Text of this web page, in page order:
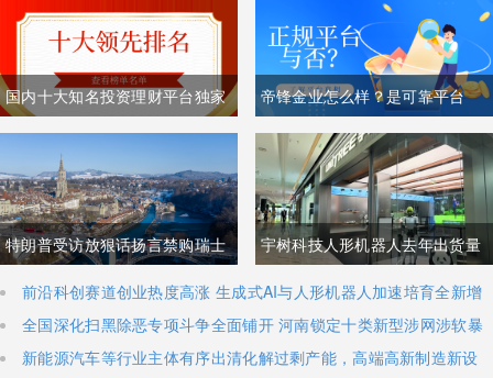
国内十大知名投资理财平台独家
排名榜单（综合榜）
帝锋金业怎么样？是可靠平台
吗？
特朗普受访放狠话扬言禁购瑞士
商品抹平贸易逆差 双方贸易数据
与经贸纽带实际情况反差明显
宇树科技人形机器人去年出货量
登顶全球，冲刺科创板IPO募资
加码核心技术研发
前沿科创赛道创业热度高涨 生成式AI与人形机器人加速培育全新增
长极
全国深化扫黑除恶专项斗争全面铺开 河南锁定十类新型涉网涉软暴
力黑恶犯罪精准严打
新能源汽车等行业主体有序出清化解过剩产能，高端高新制造新设